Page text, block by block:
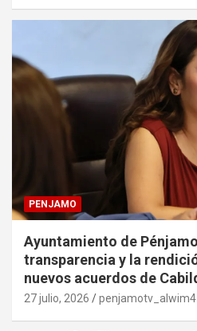
PENJAMO
Ayuntamiento de
transparencia y la
nuevos acuerdos de
27 julio, 2026 penjamotv_alwim4